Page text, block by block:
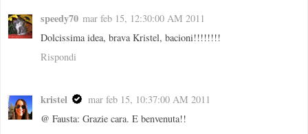
speedy70 mar feb 15, 12:30:00 AM 2011
Dolcissima idea, brava Kristel, bacioni!!!!!!!!
Rispondi
kristel
mar feb 15, 10:37:00 AM 2011
@ Fausta: Grazie cara. E benvenuta!!